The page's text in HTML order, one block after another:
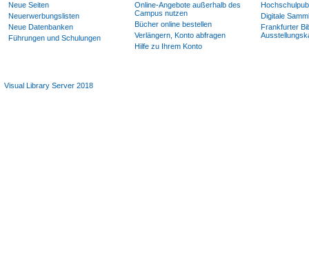
Neue Seiten
Neuerwerbungslisten
Neue Datenbanken
Führungen und Schulungen
Online-Angebote außerhalb des
Campus nutzen
Bücher online bestellen
Verlängern, Konto abfragen
Hilfe zu Ihrem Konto
Digitale
Frankfurter
Visual Library Server 2018